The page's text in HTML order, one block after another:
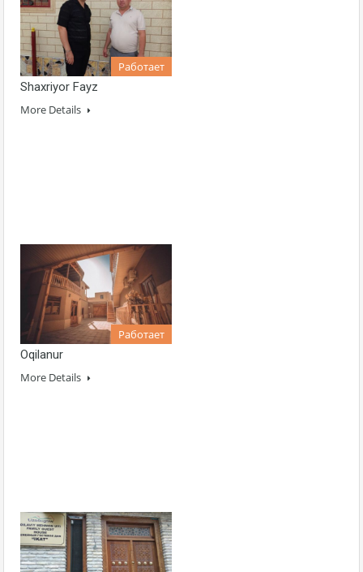
Работает
Shaxriyor Fayz
More Details
Работает
Oqilanur
More Details